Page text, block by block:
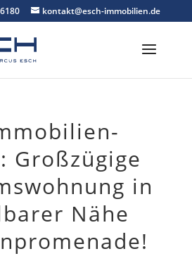
kontakt@esch-immobilien.de
Großzügige
in
Nähe